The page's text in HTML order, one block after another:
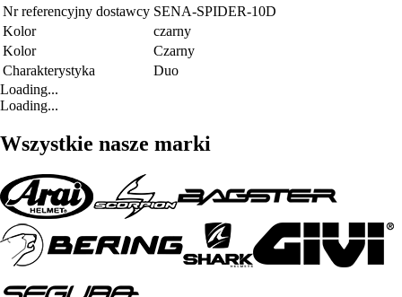
Nr referencyjny dostawcy SENA-SPIDER-10D
Kolor
czarny
Kolor
Czarny
Charakterystyka
Duo
Loading...
Loading...
Wszystkie nasze marki